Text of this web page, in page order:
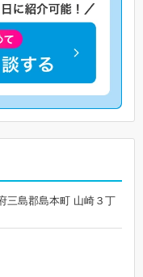
三島郡島本町 山崎３丁